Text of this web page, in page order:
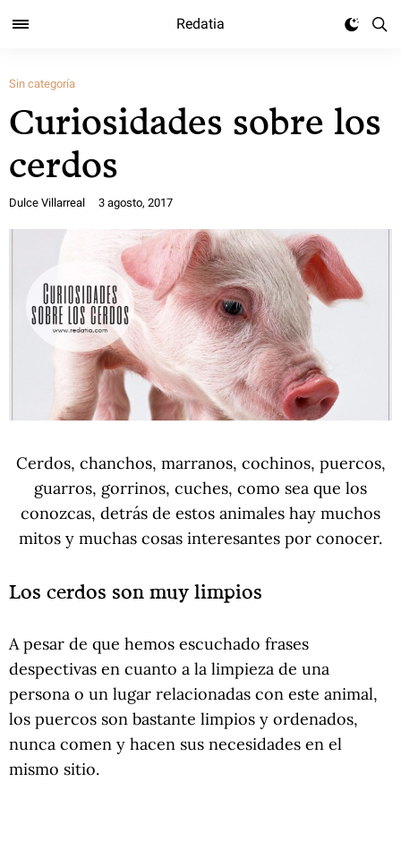
Redatia
Sin categoría
Curiosidades sobre los
cerdos
Dulce Villarreal 3 agosto, 2017
Cerdos, chanchos, marranos, cochinos, puercos,
guarros, gorrinos, cuches, como sea que los
conozcas, detrás de estos animales hay muchos
mitos y muchas cosas interesantes por conocer.
Los cerdos son muy limpios
A pesar de que hemos escuchado frases
despectivas en cuanto a la limpieza de una
persona o un lugar relacionadas con este animal,
los puercos son bastante limpios y ordenados,
nunca comen y hacen sus necesidades en el
mismo sitio.